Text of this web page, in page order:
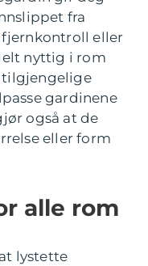
fra
fjernkontroll eller
nyttig i rom
tilgjengelige
gardinene
også at de
eller form
alle rom
lystette